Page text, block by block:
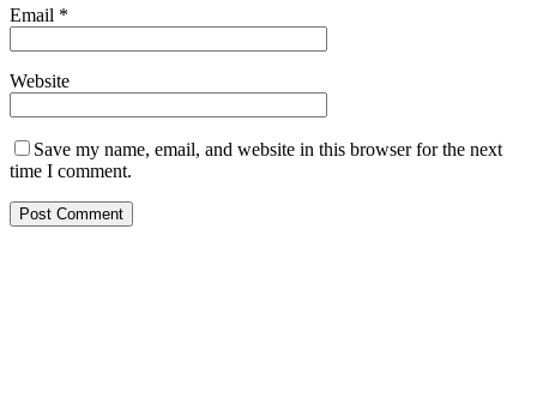
Email *
Website
Save my name, email, and website in this browser for the next
time I comment.